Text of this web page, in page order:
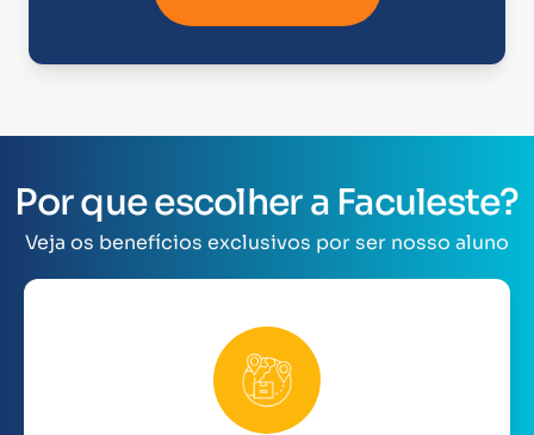
Por que escolher a Faculeste?
Veja os benefícios exclusivos por ser nosso aluno